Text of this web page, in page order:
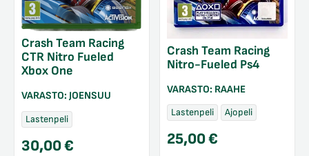
Crash Team Racing
CTR Nitro Fueled
Xbox One
VARASTO: JOENSUU
Lastenpeli
30,00€
Crash Team Racing
Nitro-Fueled Ps4
VARASTO: RAAHE
Lastenpeli Ajopeli
25,00€